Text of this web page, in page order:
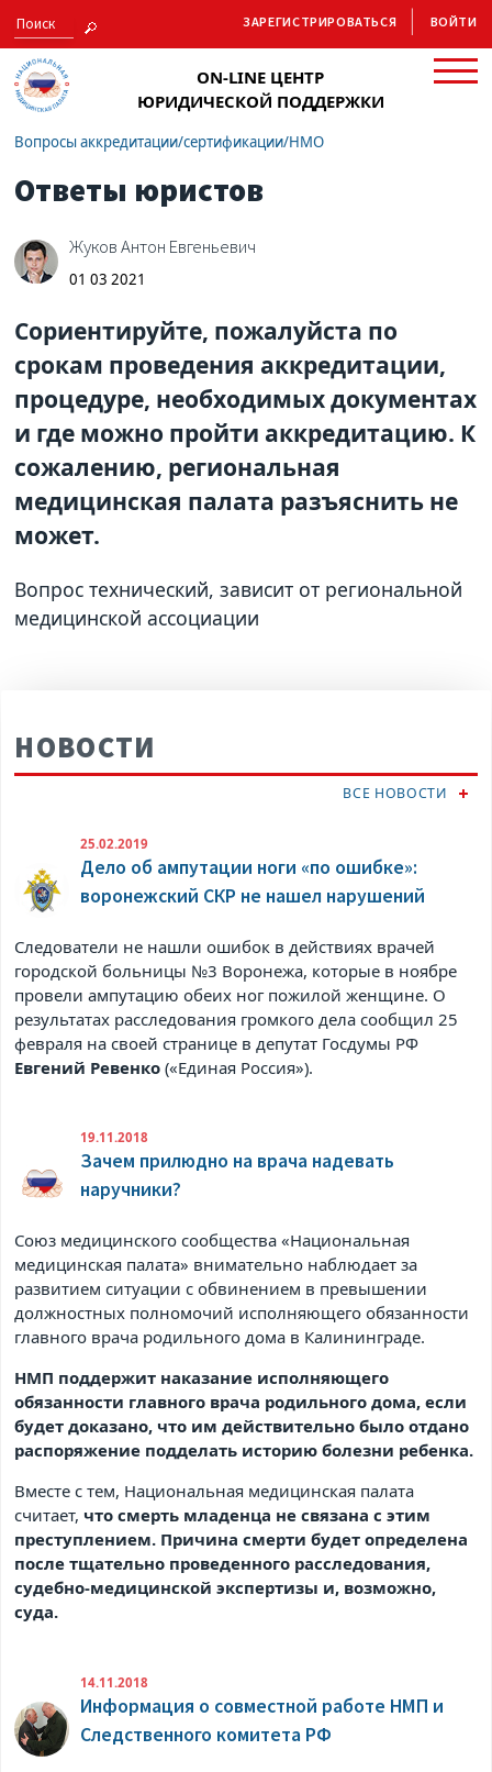
ON-LINE ЦЕНТР
ЮРИДИЧЕСКОЙ ПОДДЕРЖКИ
ЗАРЕГИСТРИРОВАТЬСЯ ВОЙТИ
Вопросы аккредитации/сертификации/НМО
Ответы юристов
Жуков Антон Евгеньевич
01 03 2021
Сориентируйте, пожалуйста по
срокам проведения аккредитации,
процедуре, необходимых документах
и где можно пройти аккредитацию. К
сожалению, региональная
медицинская палата разъяснить не
может.
Вопрос технический, зависит от региональной
медицинской ассоциации
НОВОСТИ
ВСЕ НОВОСТИ
25.02.2019
Дело об ампутации ноги «по ошибке»:
воронежский СКР не нашел нарушений
Следователи не нашли ошибок в действиях врачей
городской больницы №3 Воронежа, которые в ноябре
провели ампутацию обеих ног пожилой женщине. О
результатах расследования громкого дела сообщил 25
февраля на своей странице в депутат Госдумы РФ
Евгений Ревенко(«Единая Россия»).
19.11.2018
Зачем прилюдно на врача надевать
наручники?
Союз медицинского сообщества «Национальная
медицинская палата» внимательно наблюдает за
развитием ситуации с обвинением в превышении
должностных полномочий исполняющего обязанности
главного врача родильного дома в Калининграде.
НМП поддержит наказание исполняющего
обязанности главного врача родильного дома, если
будет доказано, что им действительно было отдано
распоряжение подделать историю болезни ребенка.
Вместе с тем, Национальная медицинская палата
считает,что смерть младенца не связана с этим
преступлением. Причина смерти будет определена
после тщательно проведенного расследования,
судебно-медицинской экспертизы и, возможно,
суда.
14.11.2018
Информация о совместной работе НМП и
Следственного комитета РФ